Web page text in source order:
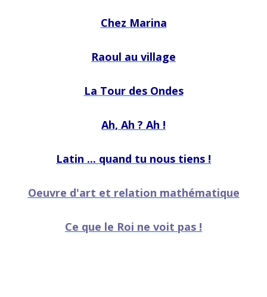
Chez Marina
Raoul au village
La Tour des Ondes
Ah, Ah ? Ah !
Latin ... quand tu nous tiens !
Oeuvre d'art et relation mathématique
Ce que le Roi ne voit pas !